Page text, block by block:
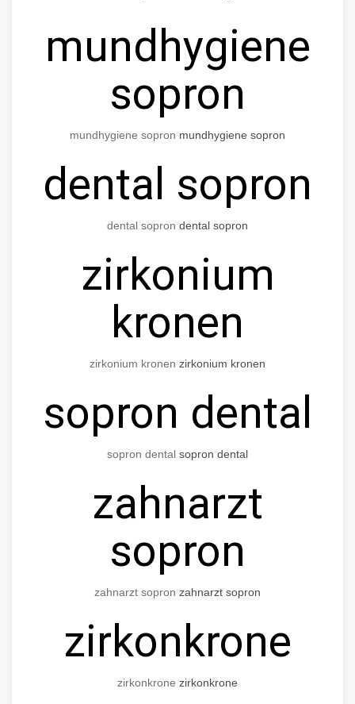
mundhygiene
sopron
mundhygiene sopron mundhygiene sopron
dental sopron
dental sopron dental sopron
zirkonium
kronen
zirkonium kronen zirkonium kronen
sopron dental
sopron dental sopron dental
zahnarzt
sopron
zahnarzt sopron zahnarzt sopron
zirkonkrone
zirkonkrone zirkonkrone